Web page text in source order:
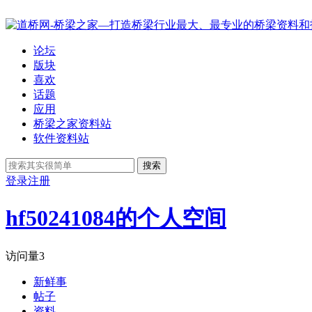
论坛
版块
喜欢
话题
应用
桥梁之家资料站
软件资料站
搜索
登录注册
hf50241084的个人空间
访问量3
新鲜事
帖子